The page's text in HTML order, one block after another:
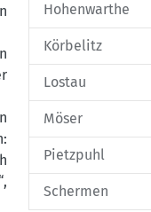
Hohenwarthe
Körbelitz
Lostau
Möser
Pietzpuhl
Schermen